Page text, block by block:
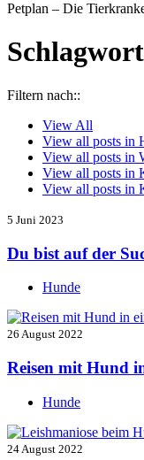
Petplan – Die
Filtern nach::
View All
View all posts in
View all posts in
View all posts in
View all posts in
5 Juni 2023
Du bist auf der
Hunde
26 August 2022
Reisen mit Hund
Hunde
24 August 2022